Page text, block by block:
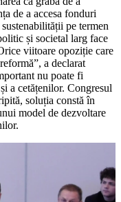
de a accesa fonduri
pe termen
și societal larg face
viitoare opoziție care
a declarat
nu poate fi
a cetățenilor. Congresul
soluția constă în
model de dezvoltare